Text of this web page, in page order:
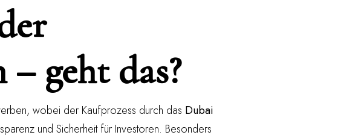
geht das?
wobei der Kaufprozess durch das Dubai
und Sicherheit für Investoren. Besonders